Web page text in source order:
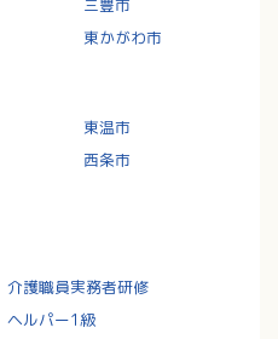
三豊市
東かがわ市
東温市
西条市
介護職員実務者研修
ヘルパー1級